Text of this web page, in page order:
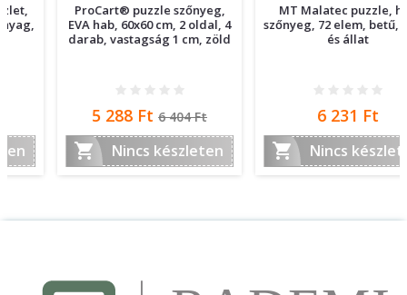
ProCart® puzzle szőnyeg,
EVA hab, 60x60 cm, 2 oldal, 4
darab, vastagság 1 cm, zöld
5 288 FtNormál
ár
6 404 Ft
 Nincs készleten
MT Malatec puzzle, hab
szőnyeg, 72 elem, betű, szám
6 231 Ft

Nincs készleten